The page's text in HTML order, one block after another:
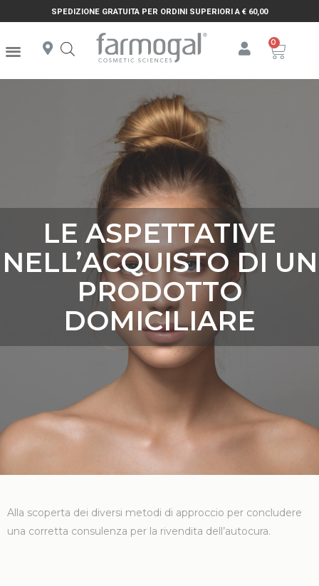
SPEDIZIONE GRATUITA PER ORDINI SUPERIORI A € 60,00
LE ASPETTATIVE
NELL’ACQUISTO DI UN
PRODOTTO
DOMICILIARE
Alla scoperta dei diversi metodi di approccio per concludere
una corretta consulenza per la rivendita dell’autocura.